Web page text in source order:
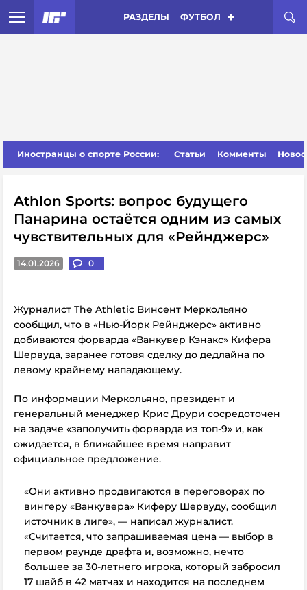
РАЗДЕЛЫ ФУТБОЛ
Иностранцы о спорте России: Статьи Комменты
Athlon Sports: вопрос будущего
Панарина остаётся одним из самых
чувствительных для «Рейнджерс»
14.01.2026 0
Журналист The Athletic Винсент Меркольяно
сообщил, что в «Нью-Йорк Рейнджерс» активно
добиваются форварда «Ванкувер Кэнакс» Кифера
Шервуда, заранее готовя сделку до дедлайна по
левому крайнему нападающему.
По информации Меркольяно, президент и
генеральный менеджер Крис Друри сосредоточен
на задаче «заполучить форварда из топ-9» и, как
ожидается, в ближайшее время направит
официальное предложение.
«Они активно продвигаются в переговорах по
вингеру «Ванкувера» Киферу Шервуду, сообщил
источник в лиге», — написал журналист.
«Считается, что запрашиваемая цена — выбор в
первом раунде драфта и, возможно, нечто
большее за 30-летнего игрока, который забросил
17 шайб в 42 матчах и находится на последнем